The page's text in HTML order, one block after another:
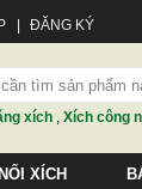
ĐĂNG KÝ
xích , Xích công
XÍCH